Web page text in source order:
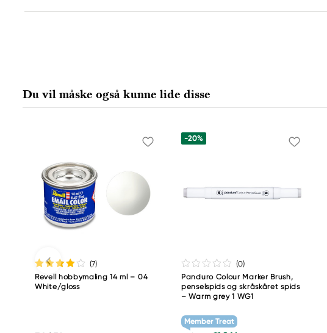
61930 Trosa, Sweden
info@colart.se
Du vil måske også kunne lide disse
(7)
Revell hobbymaling 14 ml – 04
White/gloss
-20%
(0)
Panduro Colour Marker Brush,
penselspids og skråskåret spids
– Warm grey 1 WG1
Member Treat